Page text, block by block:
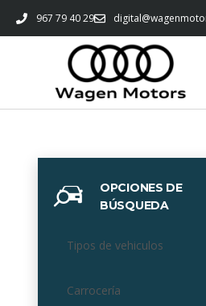
967 79 40 29
OPCIONES DE
BÚSQUEDA
Tipos de vehiculos
Carrocería